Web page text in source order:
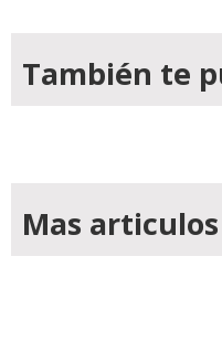
También te
Mas articulos